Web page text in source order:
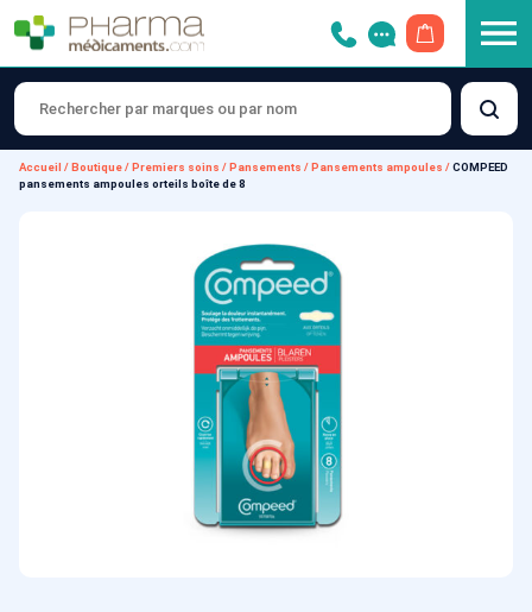
Accueil / Boutique/ Premiers soins / Pansements / Pansements ampoules /COMPEED
pansements ampoules orteils boîte de 8